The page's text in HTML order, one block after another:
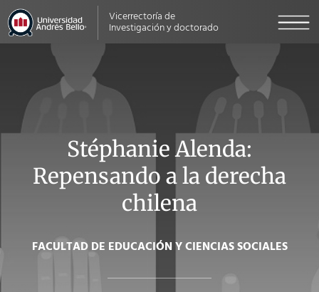
Vicerrectoría de
Investigación y doctorado
Stéphanie Alenda:
Repensando a la derecha
chilena
FACULTAD DE EDUCACIÓN Y CIENCIAS SOCIALES